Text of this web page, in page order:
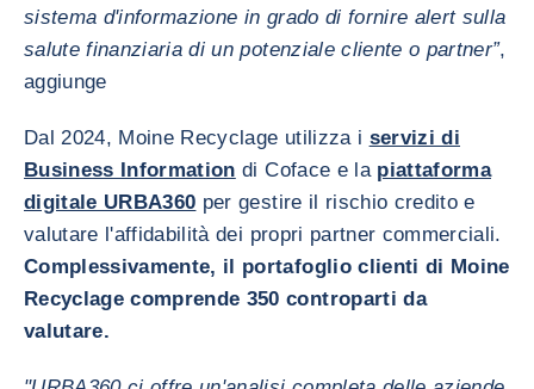
sistema d'informazione in grado di fornire alert sulla
salute finanziaria di un potenziale cliente o partner”,
aggiunge
Dal 2024, Moine Recyclage utilizza i servizi di
Business Information di Coface e la piattaforma
digitale URBA360 per gestire il rischio credito e
valutare l'affidabilità dei propri partner commerciali.
Complessivamente, il portafoglio clienti di Moine
Recyclage comprende 350 controparti da
valutare.